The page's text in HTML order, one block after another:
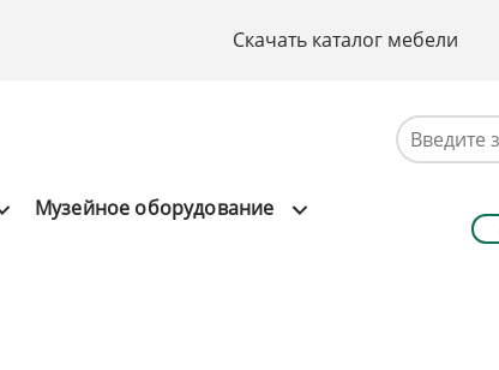
Скачать каталог мебели
Музейное оборудование